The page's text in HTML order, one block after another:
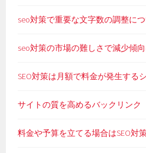
seo対策で重要な文字数の調整に
seo対策の市場の難しさで減少傾
SEO対策は月額で料金が発生する
サイトの質を高めるバックリンク
料金や予算を立てる場合はSEO対